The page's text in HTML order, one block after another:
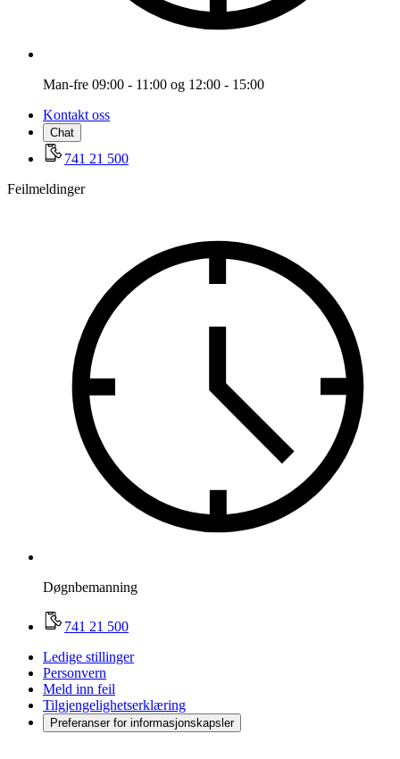
Man-fre 09:00 - 11:00 og 12:00 - 15:00
Kontakt oss
Chat
741 21 500
Feilmeldinger
Døgnbemanning
741 21 500
Ledige stillinger
Personvern
Meld inn feil
Tilgjengelighetserklæring
Preferanser for informasjonskapsler